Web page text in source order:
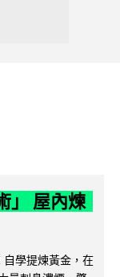
」 屋內煉
學提煉黃金，在